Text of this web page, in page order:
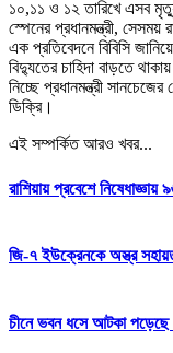
১০,১১ ও ১২ তারিখে এসব
স্পেনের প্রধানমন্ত্রী, সেসময়
এক প্রতিবেদনে বিবিসি
বিদ্যুতের চাহিদা বাড়তে
নিচ্ছে প্রধানমন্ত্রী
ডিক্রি।
এই সম্পর্কিত আরও খবর...
রাশিয়ায় প্রবেশে নিষেধাজ্ঞায়
জি-৭ ইউক্রেনকে অস্ত্র
চীনে ভবন ধসে আটকা